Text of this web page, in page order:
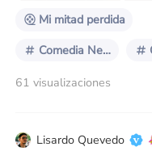
Mi mitad perdida
Comedia Negra
61 visualizaciones
Lisardo Quevedo